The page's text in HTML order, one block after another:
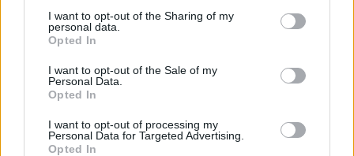
not limited to your visit or usage behaviour. You may click to
grant or deny consent to Google and its third-party tags to
use your data for below specified purposes in below Google
consent section.
I want to opt-out of the Sharing of my
personal data.
Opted In
I want to opt-out of the Sale of my
Personal Data.
Opted In
I want to opt-out of processing my
Personal Data for Targeted Advertising.
Opted In